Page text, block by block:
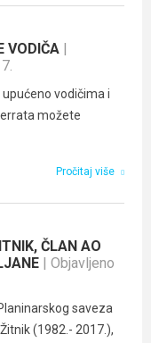
VODIČA |
vodičima i
možete
Pročitaj više
ČLAN AO
| Objavljeno
saveza
(1982.- 2017.),